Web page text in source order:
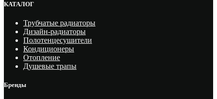
КАТАЛОГ
Трубчатые радиаторы
Дизайн-радиаторы
Полотенцесушители
Кондиционеры
Отопление
Душевые трапы
Бренды